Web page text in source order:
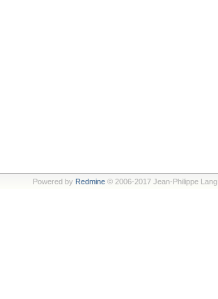
Powered by Redmine© 2006-2017 Jean-Philippe Lang